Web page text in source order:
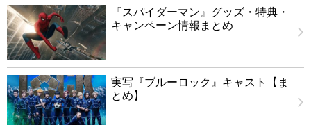
『スパイダーマン』グッズ・特典・
キャンペーン情報まとめ
実写『ブルーロック』キャスト【ま
とめ】